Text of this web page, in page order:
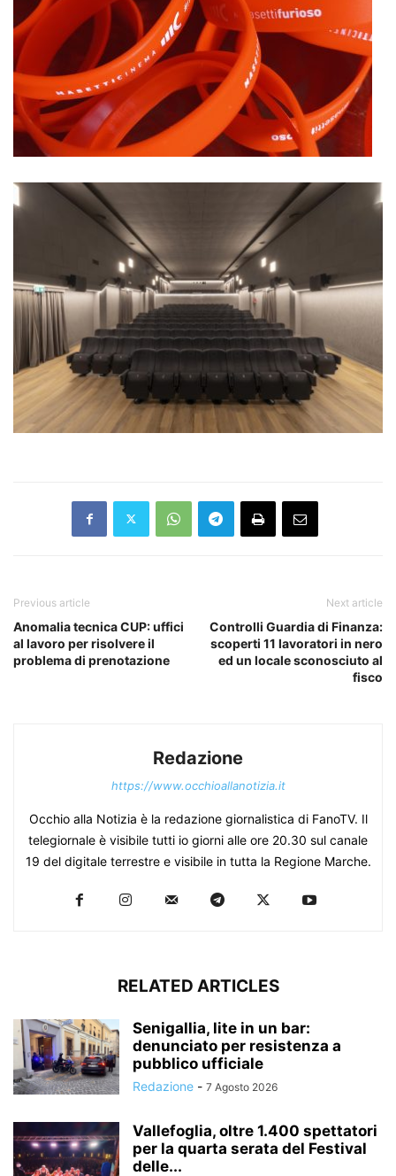
Previous article
Anomalia tecnica CUP: uffici
al lavoro per risolvere il
problema di prenotazione
Next article
Controlli Guardia di Finanza:
scoperti 11 lavoratori in nero
ed un locale sconosciuto al
fisco
Redazione
https://www.occhioallanotizia.it
Occhio alla Notizia è la redazione giornalistica di FanoTV. Il
telegiornale è visibile tutti io giorni alle ore 20.30 sul canale
19 del digitale terrestre e visibile in tutta la Regione Marche.
RELATED ARTICLES
Senigallia, lite in un bar:
denunciato per resistenza a
pubblico ufficiale
Redazione - 7 Agosto 2026
Vallefoglia, oltre 1.400 spettatori
per la quarta serata del Festival
delle...